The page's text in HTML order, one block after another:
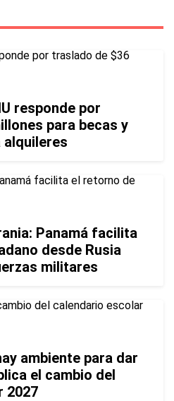
responde por
para becas y
alquileres
Panamá facilita
desde Rusia
militares
ambiente para dar
el cambio del
2027